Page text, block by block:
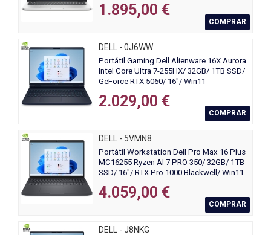
1.895,00 €
COMPRAR
DELL - 0J6WW
Portátil Gaming Dell Alienware 16X Aurora
Intel Core Ultra 7-255HX/ 32GB/ 1TB SSD/
GeForce RTX 5060/ 16"/ Win11
2.029,00 €
COMPRAR
DELL - 5VMN8
Portátil Workstation Dell Pro Max 16 Plus
MC16255 Ryzen AI 7 PRO 350/ 32GB/ 1TB
SSD/ 16"/ RTX Pro 1000 Blackwell/ Win11
4.059,00 €
COMPRAR
DELL - J8NKG